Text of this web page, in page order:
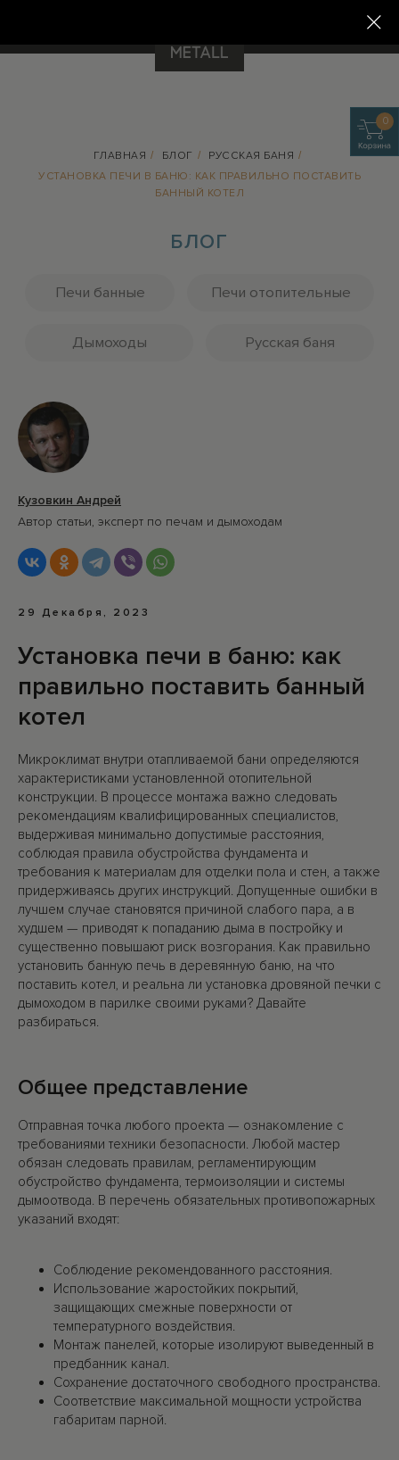
0
ГЛАВНАЯ / БЛОГ / РУССКАЯ БАНЯ /
УСТАНОВКА ПЕЧИ В БАНЮ: КАК ПРАВИЛЬНО ПОСТАВИТЬ
БАННЫЙ КОТЕЛ
БЛОГ
Русская баня
Кузовкин Андрей
Автор статьи, эксперт по печам и дымоходам
29 Декабря, 2023
Установка печи в баню: как
правильно поставить банный
котел
Микроклимат внутри отапливаемой бани определяются
характеристиками установленной отопительной
конструкции. В процессе монтажа важно следовать
рекомендациям квалифицированных специалистов,
выдерживая минимально допустимые расстояния,
соблюдая правила обустройства фундамента и
требования к материалам для отделки пола и стен, а также
придерживаясь других инструкций. Допущенные ошибки в
лучшем случае становятся причиной слабого пара, а в
худшем — приводят к попаданию дыма в постройку и
существенно повышают риск возгорания. Как правильно
установить банную печь в деревянную баню, на что
поставить котел, и реальна ли установка дровяной печки с
дымоходом в парилке своими руками? Давайте
разбираться.
Общее представление
Отправная точка любого проекта — ознакомление с
требованиями техники безопасности. Любой мастер
обязан следовать правилам, регламентирующим
обустройство фундамента, термоизоляции и системы
дымоотвода. В перечень обязательных противопожарных
указаний входят:
Соблюдение рекомендованного расстояния.
Использование жаростойких покрытий,
защищающих смежные поверхности от
температурного воздействия.
Монтаж панелей, которые изолируют выведенный в
предбанник канал.
Сохранение достаточного свободного пространства.
Соответствие максимальной мощности устройства
габаритам парной.